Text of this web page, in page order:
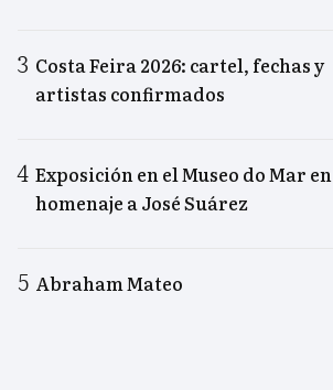
Costa Feira 2026: cartel, fechas y
artistas confirmados
Exposición en el Museo do Mar en
homenaje a José Suárez
Abraham Mateo